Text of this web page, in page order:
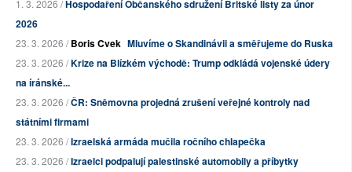
1. 3. 2026 /Hospodaření Občanského sdružení Britské listy za únor
2026
23. 3. 2026 /Boris Cvek Mluvíme o Skandinávii a směřujeme do Ruska
23. 3. 2026 /Krize na Blízkém východě: Trump odkládá vojenské údery
na íránské...
23. 3. 2026 /ČR: Sněmovna projedná zrušení veřejné kontroly nad
státními firmami
23. 3. 2026 /Izraelská armáda mučila ročního chlapečka
23. 3. 2026 /Izraelci podpalují palestinské automobily a příbytky